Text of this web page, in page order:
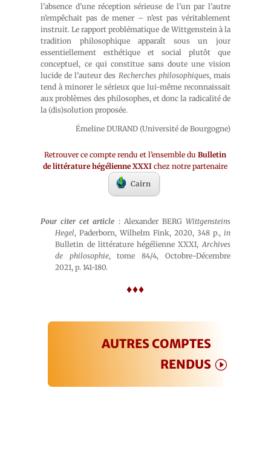
l’absence d’une réception sérieuse de l’un par l’autre
n’empêchait pas de mener – n’est pas véritablement
instruit. Le rapport problématique de Wittgenstein à la
tradition philosophique apparaît sous un jour
essentiellement esthétique et social plutôt que
conceptuel, ce qui constitue sans doute une vision
lucide de l’auteur des Recherches philosophiques, mais
tend à minorer le sérieux que lui-même reconnaissait
aux problèmes des philosophes, et donc la radicalité de
la (dis)solution proposée.
Émeline DURAND (Université de Bourgogne)
Retrouver ce compte rendu et l’ensemble duBulletin
de littérature hégélienne XXXIchez notre partenaire
Cairn
Pour citer cet article : Alexander BERG Wittgensteins
Hegel, Paderborn, Wilhelm Fink, 2020, 348 p., in
Bulletin de littérature hégélienne XXXI,Archives
de philosophie, tome 84/4, Octobre-Décembre
2021, p. 141-180.
♦♦♦
AUTRES COMPTES
RENDUS